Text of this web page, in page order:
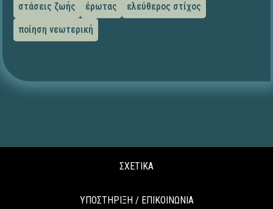
στάσεις ζωής
έρωτας
ελεύθερος στίχος
ποίηση νεωτερική
ΣΧΕΤΙΚΑ
ΥΠΟΣΤΗΡΙΞΗ / ΕΠΙΚΟΙΝΩΝΙΑ